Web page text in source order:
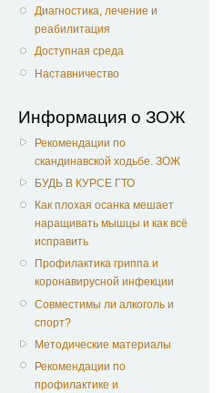
Диагностика, лечение и
реабилитация
Доступная среда
Наставничество
Информация о ЗОЖ
Рекомендации по
скандинавской ходьбе. ЗОЖ
БУДЬ В КУРСЕ ГТО
Как плохая осанка мешает
наращивать мышцы и как всё
исправить
Профилактика гриппа и
коронавирусной инфекции
Совместимы ли алкоголь и
спорт?
Методические материалы
Рекомендации по
профилактике и